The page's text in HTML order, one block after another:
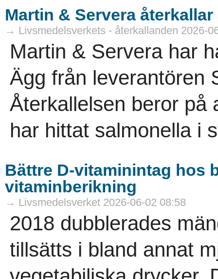
Martin & Servera
→ Livsmedelsverkets - återkallanden 2026-
Martin & Servera har
Ägg från leverantören
Återkallelsen beror på
har hittat salmonella i
Bättre D-vitaminintag hos
vitaminberikning
→ Livsmedelsverket 2026-06-02 08:58
2018 dubblerades
tillsätts i bland annat